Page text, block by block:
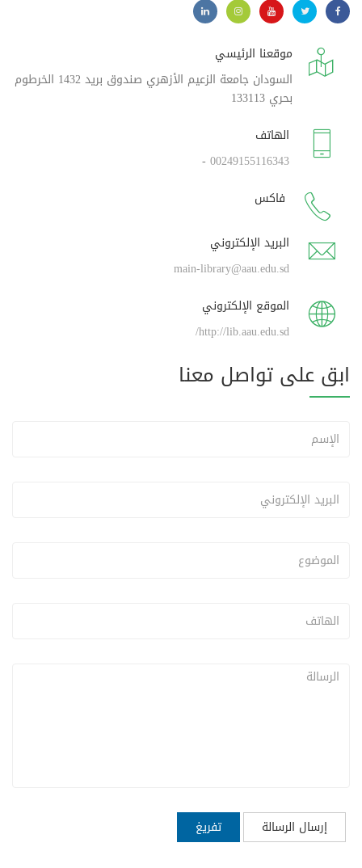
موقعنا الرئيسي
السودان جامعة الزعيم الأزهري صندوق بريد 1432 الخرطوم
بحري 133113
الهاتف
00249155116343
-
فاكس
البريد الإلكتروني
main-library@aau.edu.sd
الموقع الإلكتروني
http://lib.aau.edu.sd/
ابق على تواصل معنا
إرسال الرسالة تفريغ